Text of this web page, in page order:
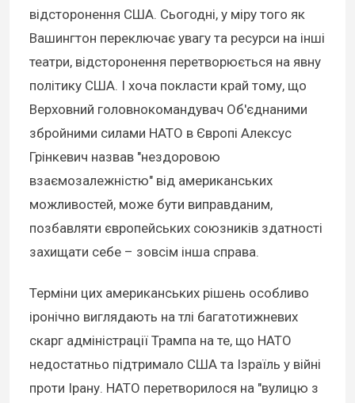
відсторонення США. Сьогодні, у міру того як
Вашингтон переключає увагу та ресурси на інші
театри, відсторонення перетворюється на явну
політику США. І хоча покласти край тому, що
Верховний головнокомандувач Об'єднаними
збройними силами НАТО в Європі Алексус
Грінкевич назвав "нездоровою
взаємозалежністю" від американських
можливостей, може бути виправданим,
позбавляти європейських союзників здатності
захищати себе – зовсім інша справа.
Терміни цих американських рішень особливо
іронічно виглядають на тлі багатотижневих
скарг адміністрації Трампа на те, що НАТО
недостатньо підтримало США та Ізраїль у війні
проти Ірану. НАТО перетворилося на "вулицю з